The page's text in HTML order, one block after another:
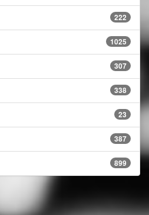
222
1025
307
338
23
387
899